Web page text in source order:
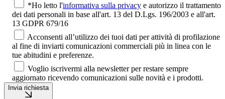
*Ho letto l'informativa sulla privacy e autorizzo il trattamento
dei dati personali in base all'art. 13 del D.Lgs. 196/2003 e all'art.
13 GDPR 679/16
Acconsenti all’utilizzo dei tuoi dati per attività di profilazione
al fine di inviarti comunicazioni commerciali più in linea con le
tue abitudini e preferenze.
Voglio iscrivermi alla newsletter per restare sempre
aggiornato ricevendo comunicazioni sulle novità e i prodotti.
Invia richiesta